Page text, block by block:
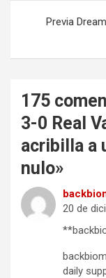
Previa
175
3-0 Real
acribilla a
nulo»
20 de
daily